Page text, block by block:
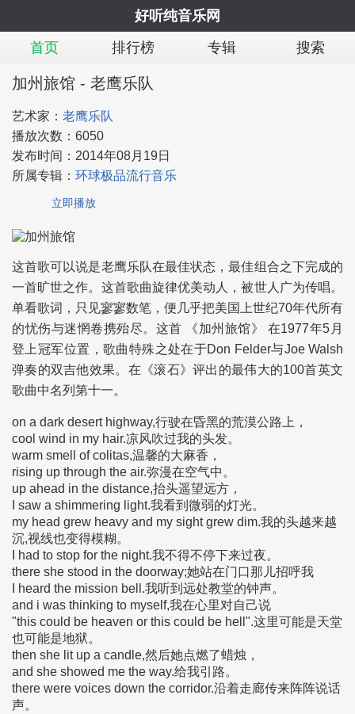
好听纯音乐网
首页
排行榜 专辑 搜索
加州旅馆 - 老鹰乐队
艺术家： 老鹰乐队
播放次数： 6050
发布时间： 2014年08月19日
所属专辑： 环球极品流行音乐
立即播放
这首歌可以说是老鹰乐队在最佳状态，最佳组合之下完成的
一首旷世之作。这首歌曲旋律优美动人，被世人广为传唱。
单看歌词，只见寥寥数笔，便几乎把美国上世纪70年代所有
的忧伤与迷惘卷携殆尽。这首 《加州旅馆》 在1977年5月
登上冠军位置，歌曲特殊之处在于Don Felder与Joe Walsh
弹奏的双吉他效果。在《滚石》评出的最伟大的100首英文
歌曲中名列第十一。
on a dark desert highway,行驶在昏黑的荒漠公路上，
cool wind in my hair.凉风吹过我的头发。
warm smell of colitas,温馨的大麻香，
rising up through the air.弥漫在空气中。
up ahead in the distance,抬头遥望远方，
I saw a shimmering light.我看到微弱的灯光。
my head grew heavy and my sight grew dim.我的头越来越
沉,视线也变得模糊。
I had to stop for the night.我不得不停下来过夜。
there she stood in the doorway;她站在门口那儿招呼我
I heard the mission bell.我听到远处教堂的钟声。
and i was thinking to myself,我在心里对自己说
"this could be heaven or this could be hell".这里可能是天堂
也可能是地狱。
then she lit up a candle,然后她点燃了蜡烛，
and she showed me the way.给我引路。
there were voices down the corridor.沿着走廊传来阵阵说话
声。